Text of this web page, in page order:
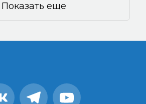
Показать еще